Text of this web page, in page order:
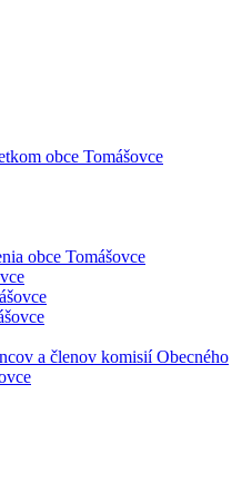
obce Tomášovce
obce Tomášovce
a členov komisií Obecného